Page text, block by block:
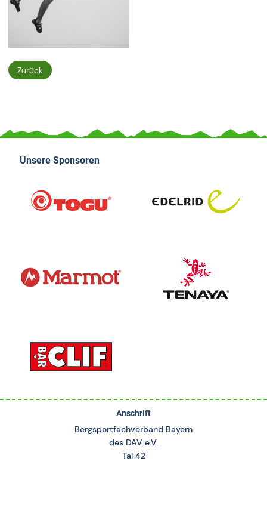
Zurück
Unsere Sponsoren
Anschrift
Bergsportfachverband Bayern
des DAV e.V.
Tal 42